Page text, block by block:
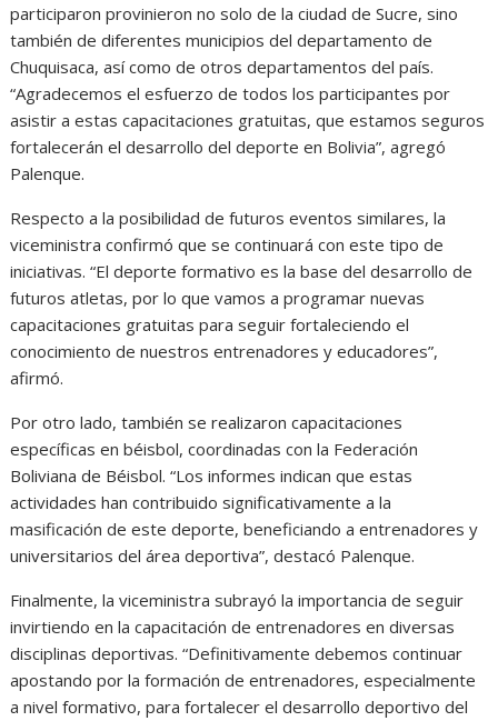
participaron provinieron no solo de la ciudad de Sucre, sino
también de diferentes municipios del departamento de
Chuquisaca, así como de otros departamentos del país.
“Agradecemos el esfuerzo de todos los participantes por
asistir a estas capacitaciones gratuitas, que estamos seguros
fortalecerán el desarrollo del deporte en Bolivia”, agregó
Palenque.
Respecto a la posibilidad de futuros eventos similares, la
viceministra confirmó que se continuará con este tipo de
iniciativas. “El deporte formativo es la base del desarrollo de
futuros atletas, por lo que vamos a programar nuevas
capacitaciones gratuitas para seguir fortaleciendo el
conocimiento de nuestros entrenadores y educadores”,
afirmó.
Por otro lado, también se realizaron capacitaciones
específicas en béisbol, coordinadas con la Federación
Boliviana de Béisbol. “Los informes indican que estas
actividades han contribuido significativamente a la
masificación de este deporte, beneficiando a entrenadores y
universitarios del área deportiva”, destacó Palenque.
Finalmente, la viceministra subrayó la importancia de seguir
invirtiendo en la capacitación de entrenadores en diversas
disciplinas deportivas. “Definitivamente debemos continuar
apostando por la formación de entrenadores, especialmente
a nivel formativo, para fortalecer el desarrollo deportivo del